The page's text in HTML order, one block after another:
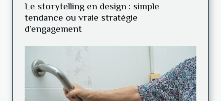
Le storytelling en design : simple
tendance ou vraie stratégie
d’engagement